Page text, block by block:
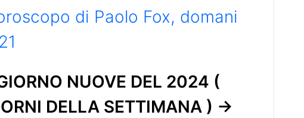
di Paolo Fox, domani
NUOVE DEL 2024 (
DELLA SETTIMANA ) ->